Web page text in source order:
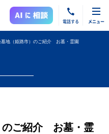
電話する メニュー
墓地（姫路市）のご紹介 お墓・霊園
のご紹介 お墓・霊